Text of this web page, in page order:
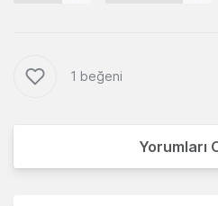
1 beğeni
Yorumları